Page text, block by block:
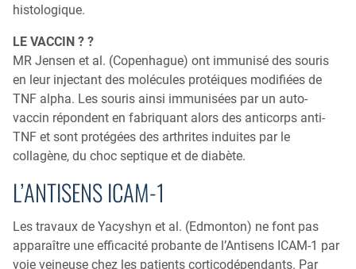
histologique.
LE VACCIN ? ?
MR Jensen et al. (Copenhague) ont immunisé des souris
en leur injectant des molécules protéiques modifiées de
TNF alpha. Les souris ainsi immunisées par un auto-
vaccin répondent en fabriquant alors des anticorps anti-
TNF et sont protégées des arthrites induites par le
collagène, du choc septique et de diabète.
L’ANTISENS ICAM-1
Les travaux de Yacyshyn et al. (Edmonton) ne font pas
apparaître une efficacité probante de l’Antisens ICAM-1 par
voie veineuse chez les patients corticodépendants. Par